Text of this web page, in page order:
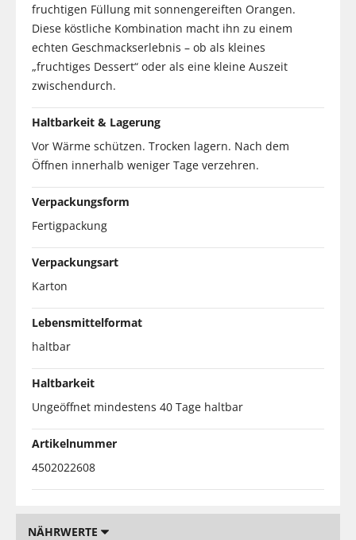
fruchtigen Füllung mit sonnengereiften Orangen.
Diese köstliche Kombination macht ihn zu einem
echten Geschmackserlebnis – ob als kleines
„fruchtiges Dessert“ oder als eine kleine Auszeit
zwischendurch.
Haltbarkeit & Lagerung
Vor Wärme schützen. Trocken lagern. Nach dem
Öffnen innerhalb weniger Tage verzehren.
Verpackungsform
Fertigpackung
Verpackungsart
Karton
Lebensmittelformat
haltbar
Haltbarkeit
Ungeöffnet mindestens 40 Tage haltbar
Artikelnummer
4502022608
NÄHRWERTE